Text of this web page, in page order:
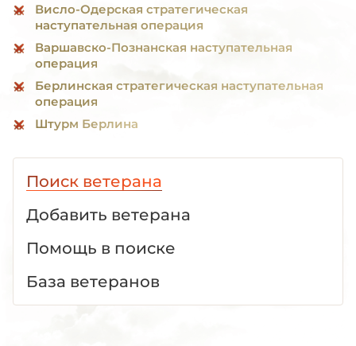
Висло-Одерская стратегическая
наступательная операция
Варшавско-Познанская наступательная
операция
Берлинская стратегическая наступательная
операция
Штурм Берлина
Поиск ветерана
Добавить ветерана
Помощь в поиске
База ветеранов